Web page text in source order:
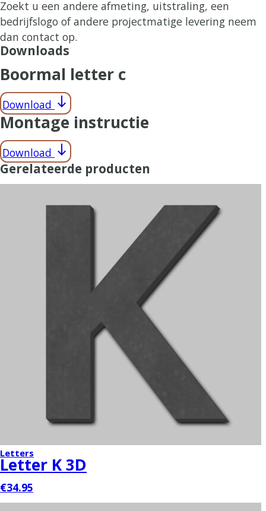
Zoekt u een andere afmeting, uitstraling, een
bedrijfslogo of andere projectmatige levering neem
dan contact op.
Downloads
Boormal letter c
Download south
Montage instructie
Download south
Gerelateerde producten
Letters
Letter K 3D
€34.95